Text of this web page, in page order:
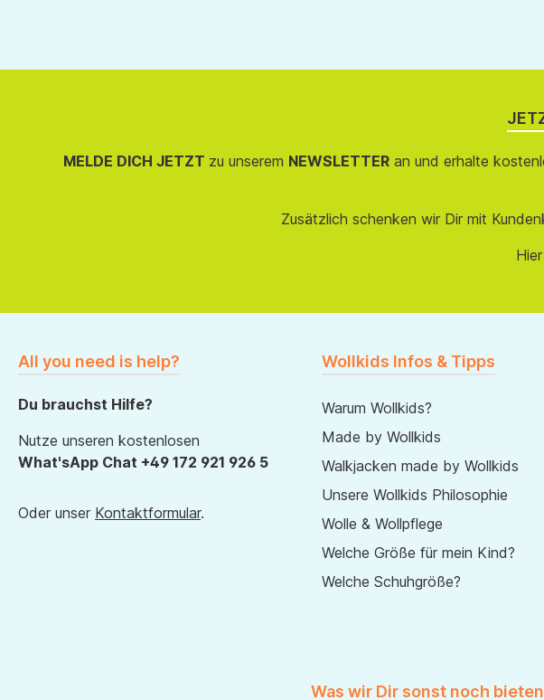
MELDE DICH JETZT zu unserem NEWSLETTERan und erhalte
Zusätzlich schenken wir Dir mit
All you need is help?
Du brauchst Hilfe?
Nutze unseren kostenlosen
What'sApp Chat +49 172 921 926 5
Oder unser Kontaktformular.
Wollkids Infos & Tipps
Warum Wollkids?
Made by Wollkids
Walkjacken made by Wollkids
Unsere Wollkids Philosophie
Wolle & Wollpflege
Welche Größe für mein Kind?
Welche Schuhgröße?
Was wir Dir sonst noch